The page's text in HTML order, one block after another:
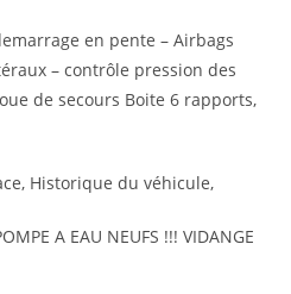
en pente – Airbags
– contrôle pression des
de secours Boite 6 rapports,
Historique du véhicule,
A EAU NEUFS !!! VIDANGE